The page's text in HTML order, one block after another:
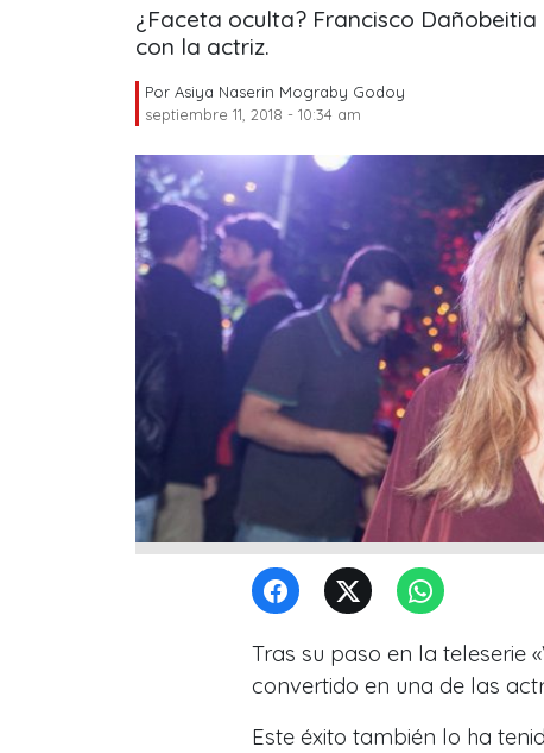
¿Faceta oculta? Francisco
con la actriz.
Por Asiya Naserin Mograby Godoy
septiembre 11, 2018 - 10:34 am
Tras su paso en la teleserie
convertido en una de las
Este éxito también lo ha